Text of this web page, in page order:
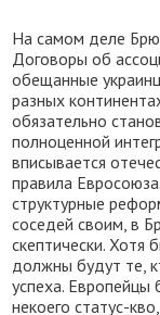
На самом деле
Договоры об
обещанные
разных
обязательно
полноценной
вписывается
правила
структурные
соседей своим, в
скептически.
должны будут те,
успеха. Европейцы
некоего статус-